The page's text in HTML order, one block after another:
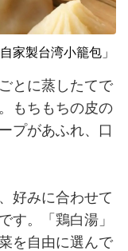
家製台湾小籠包」
とに蒸したてで
もちもちの皮の
プがあふれ、口
好みに合わせて
す。「鶏白湯」
を自由に選んで